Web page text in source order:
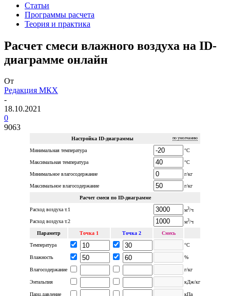
Статьи
Программы расчета
Теория и практика
Расчет смеси влажного воздуха на ID-
диаграмме онлайн
От
Редакция МКХ
-
18.10.2021
0
9063
Настройка ID-диаграммы по умолчанию
Минимальная температура °С
Максимальная температура °С
Минимальное влагосодержание г/кг
Максимальное влагосодержание г/кг
Расчет смеси по ID-диаграмме
Расход воздуха т.1 м3/ч
Расход воздуха т.2
м3/ч
Параметр
Точка 1 Точка 2 Смесь
Температура °С
Влажность %
Влагосодержание г/кг
Энтальпия кДж/кг
Парц.давление кПа